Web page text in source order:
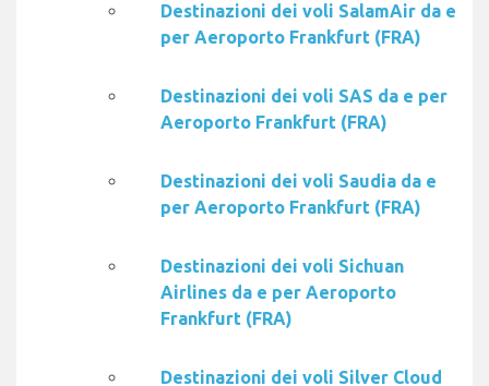
Destinazioni dei voli SalamAir da e
per Aeroporto Frankfurt (FRA)
Destinazioni dei voli SAS da e per
Aeroporto Frankfurt (FRA)
Destinazioni dei voli Saudia da e
per Aeroporto Frankfurt (FRA)
Destinazioni dei voli Sichuan
Airlines da e per Aeroporto
Frankfurt (FRA)
Destinazioni dei voli Silver Cloud